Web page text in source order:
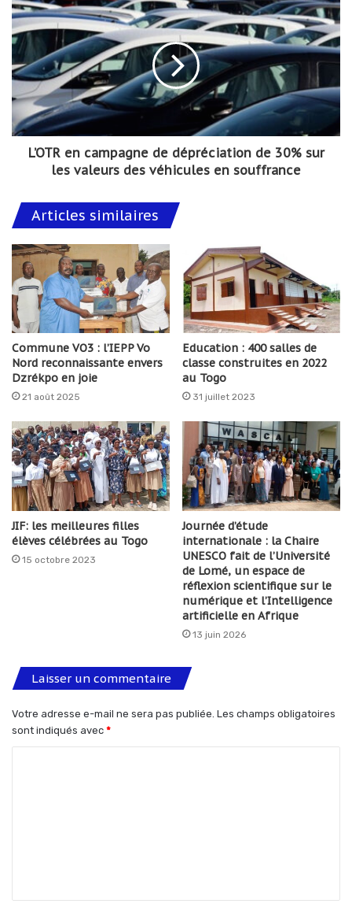
L’OTR en campagne de dépréciation de 30% sur
les valeurs des véhicules en souffrance
Articles similaires
Commune VO3 : l’IEPP Vo
Nord reconnaissante envers
Dzrékpo en joie
21 août 2025
Education : 400 salles de
classe construites en 2022
au Togo
31 juillet 2023
JIF: les meilleures filles
élèves célébrées au Togo
15 octobre 2023
Journée d’étude
internationale : la Chaire
UNESCO fait de l’Université
de Lomé, un espace de
réflexion scientifique sur le
numérique et l’Intelligence
artificielle en Afrique
13 juin 2026
Laisser un commentaire
Votre adresse e-mail ne sera pas publiée. Les champs obligatoires
sont indiqués avec *
t